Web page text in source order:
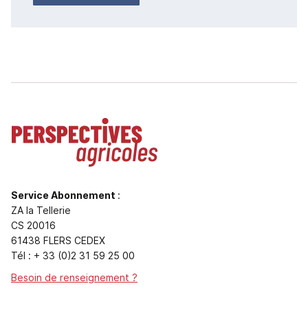
Service Abonnement :
ZA la Tellerie
CS 20016
61438 FLERS CEDEX
Tél : + 33 (0)2 31 59 25 00
Besoin de renseignement ?